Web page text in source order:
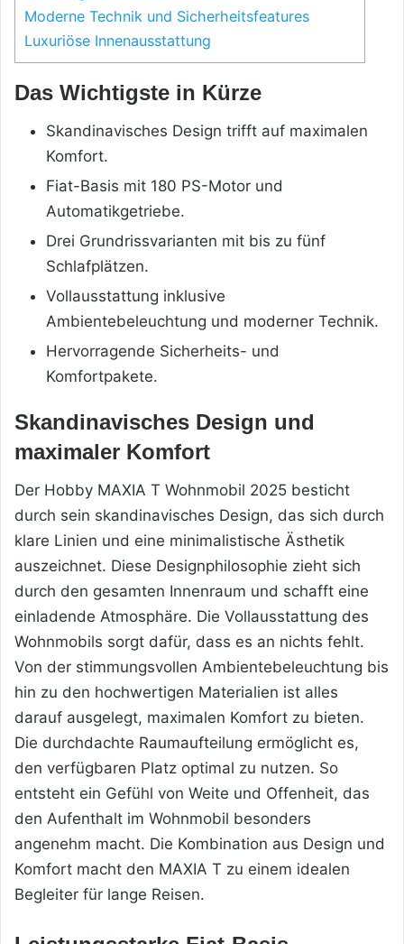
Moderne Technik und Sicherheitsfeatures
Luxuriöse Innenausstattung
Das Wichtigste in Kürze
Skandinavisches Design trifft auf maximalen
Komfort.
Fiat-Basis mit 180 PS-Motor und
Automatikgetriebe.
Drei Grundrissvarianten mit bis zu fünf
Schlafplätzen.
Vollausstattung inklusive
Ambientebeleuchtung und moderner Technik.
Hervorragende Sicherheits- und
Komfortpakete.
Skandinavisches Design und
maximaler Komfort
Der Hobby MAXIA T Wohnmobil 2025 besticht
durch sein skandinavisches Design, das sich durch
klare Linien und eine minimalistische Ästhetik
auszeichnet. Diese Designphilosophie zieht sich
durch den gesamten Innenraum und schafft eine
einladende Atmosphäre. Die Vollausstattung des
Wohnmobils sorgt dafür, dass es an nichts fehlt.
Von der stimmungsvollen Ambientebeleuchtung bis
hin zu den hochwertigen Materialien ist alles
darauf ausgelegt, maximalen Komfort zu bieten.
Die durchdachte Raumaufteilung ermöglicht es,
den verfügbaren Platz optimal zu nutzen. So
entsteht ein Gefühl von Weite und Offenheit, das
den Aufenthalt im Wohnmobil besonders
angenehm macht. Die Kombination aus Design und
Komfort macht den MAXIA T zu einem idealen
Begleiter für lange Reisen.